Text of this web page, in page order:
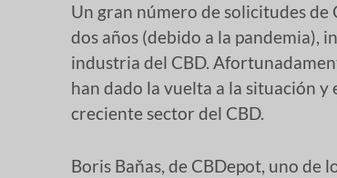
Un gran número de solicitudes de
dos años (debido a la pandemia),
industria del CBD.
han dado la vuelta a la situación
creciente sector del CBD.
Boris Baňas, de CBDepot, uno de